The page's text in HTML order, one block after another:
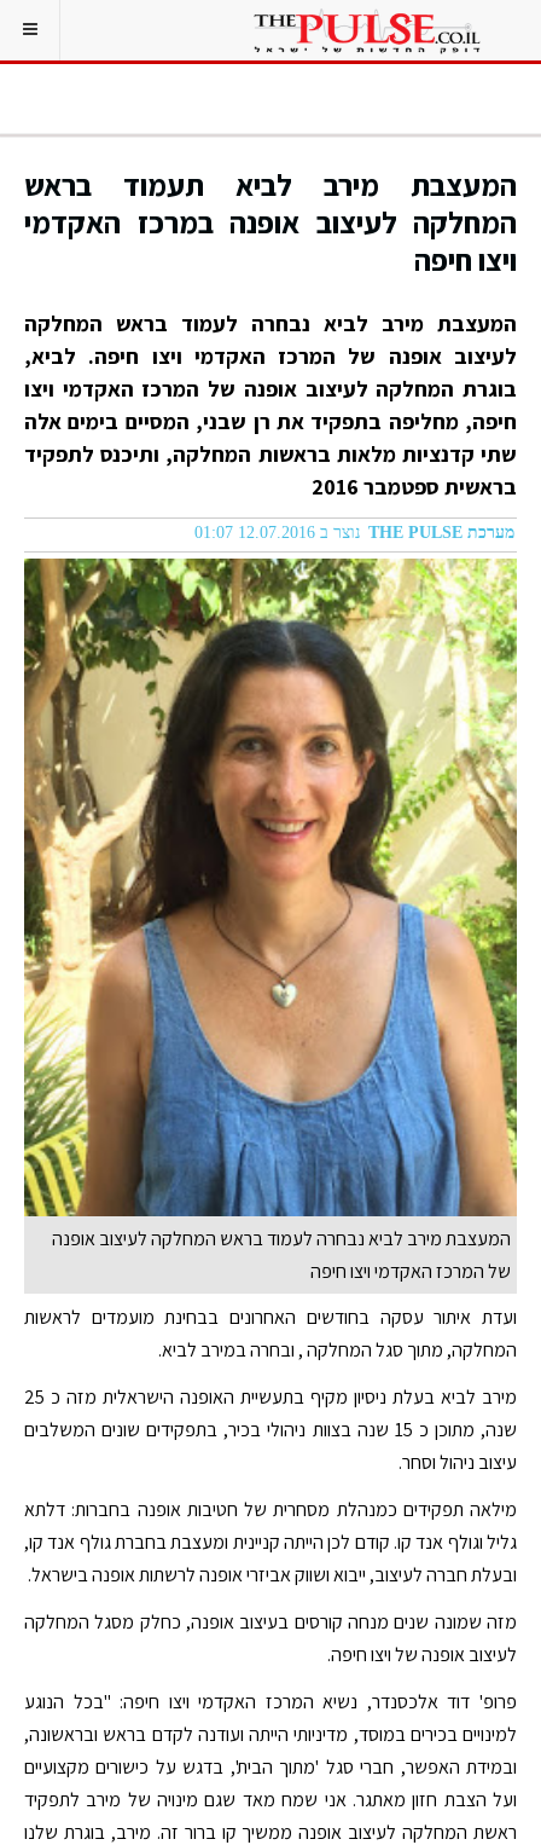
המעצבת מירב לביא תעמוד בראש
המחלקה לעיצוב אופנה במרכז האקדמי
ויצו חיפה
המעצבת מירב לביא נבחרה לעמוד בראש המחלקה
לעיצוב אופנה של המרכז האקדמי ויצו חיפה. לביא,
בוגרת המחלקה לעיצוב אופנה של המרכז האקדמי ויצו
חיפה, מחליפה בתפקיד את רן שבני, המסיים בימים אלה
שתי קדנציות מלאות בראשות המחלקה, ותיכנס לתפקיד
בראשית ספטמבר 2016
מערכת THE PULSE נוצר ב 12.07.2016 01:07
המעצבת מירב לביא נבחרה לעמוד בראש המחלקה לעיצוב אופנה
של המרכז האקדמי ויצו חיפה
ועדת איתור עסקה בחודשים האחרונים בבחינת מועמדים לראשות
המחלקה, מתוך סגל המחלקה , ובחרה במירב לביא.
מירב לביא בעלת ניסיון מקיף בתעשיית האופנה הישראלית מזה כ 25
שנה, מתוכן כ 15 שנה בצוות ניהולי בכיר, בתפקידים שונים המשלבים
עיצוב ניהול וסחר.
מילאה תפקידים כמנהלת מסחרית של חטיבות אופנה בחברות: דלתא
גליל וגולף אנד קו. קודם לכן הייתה קניינית ומעצבת בחברת גולף אנד קו,
ובעלת חברה לעיצוב, ייבוא ושווק אביזרי אופנה לרשתות אופנה בישראל.
מזה שמונה שנים מנחה קורסים בעיצוב אופנה, כחלק מסגל המחלקה
לעיצוב אופנה של ויצו חיפה.
פרופ' דוד אלכסנדר, נשיא המרכז האקדמי ויצו חיפה: "בכל הנוגע
למינויים בכירים במוסד, מדיניותי הייתה ועודנה לקדם בראש ובראשונה,
ובמידת האפשר, חברי סגל 'מתוך הבית', בדגש על כישורים מקצועיים
ועל הצבת חזון מאתגר. אני שמח מאד שגם מינויה של מירב לתפקיד
ראשת המחלקה לעיצוב אופנה ממשיך קו ברור זה. מירב, בוגרת שלנו